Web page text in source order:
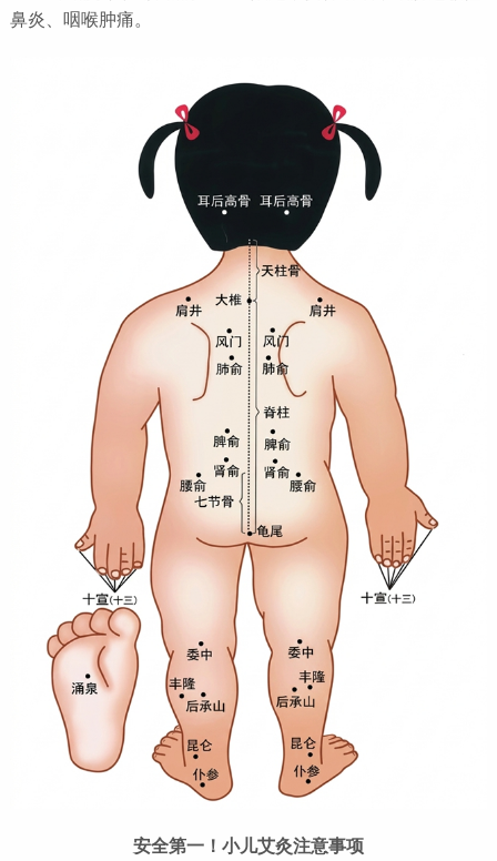
鼻炎、咽喉肿痛。
安全第一！小儿艾灸注意事项